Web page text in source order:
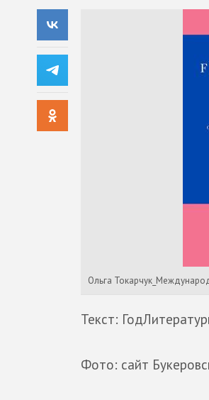
Ольга
Текст:
Фото: сайт